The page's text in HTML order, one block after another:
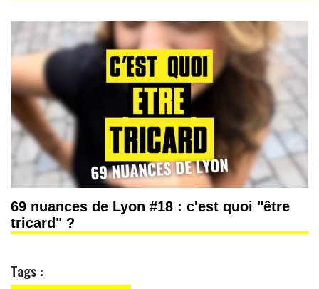
69 nuances de Lyon #18 : c'est quoi "être
tricard" ?
Tags :